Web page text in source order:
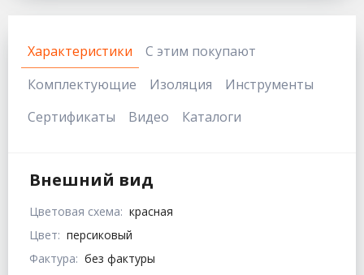
Характеристики
С этим покупают
Комплектующие
Изоляция
Инструменты
Сертификаты
Видео Каталоги
Внешний вид
Цветовая схема: красная
Цвет: персиковый
Фактура: без фактуры